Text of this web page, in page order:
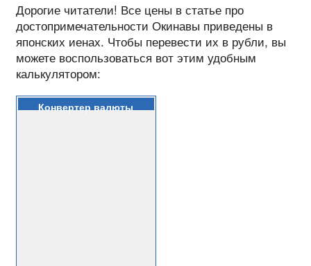
Дорогие читатели! Все цены в статье про
достопримечательности Окинавы приведены в
японских иенах. Чтобы перевести их в рубли, вы
можете воспользоваться вот этим удобным
калькулятором:
Конвертер валюты